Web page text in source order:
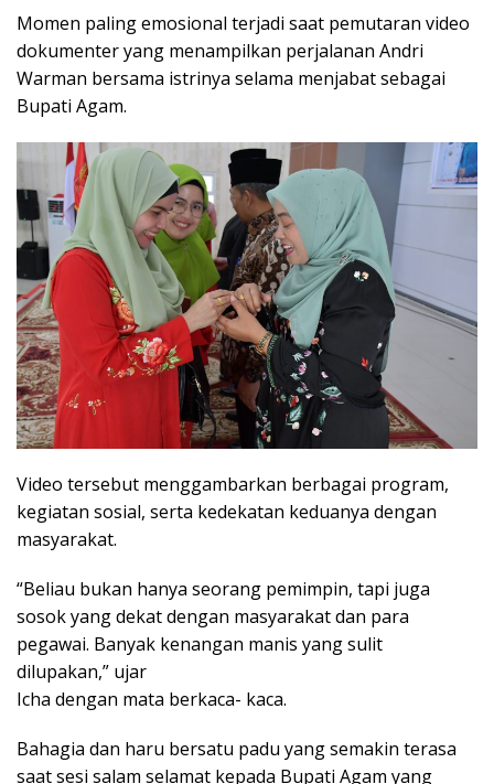
Momen paling emosional terjadi saat pemutaran video
dokumenter yang menampilkan perjalanan Andri
Warman bersama istrinya selama menjabat sebagai
Bupati Agam.
Video tersebut menggambarkan berbagai program,
kegiatan sosial, serta kedekatan keduanya dengan
masyarakat.
“Beliau bukan hanya seorang pemimpin, tapi juga
sosok yang dekat dengan masyarakat dan para
pegawai. Banyak kenangan manis yang sulit
dilupakan,” ujar
Icha dengan mata berkaca- kaca.
Bahagia dan haru bersatu padu yang semakin terasa
saat sesi salam selamat kepada Bupati Agam yang